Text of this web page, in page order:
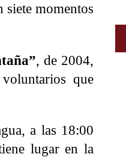
siete momentos
, de 2004,
que
a las 18:00
lugar en la